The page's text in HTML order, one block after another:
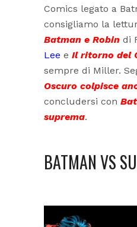
Comics legato a
consigliamo la
Batman e Robin di
Lee e Il ritorno del
sempre di Miller.
Oscuro colpisce
concludersi con
suprema.
BATMAN VS